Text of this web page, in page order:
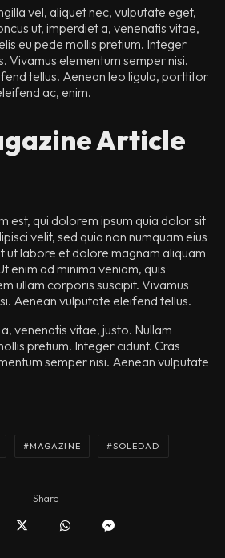
vel, aliquet nec, vulputate eget,
ut, imperdiet a, venenatis vitae,
eu pede mollis pretium. Integer
Vivamus elementum semper nisi.
tellus. Aenean leo ligula, porttitor
ac, enim.
Article
est, qui dolorem ipsum quia dolor sit
velit, sed quia non numquam eius
ut labore et dolore magnam aliquam
enim ad minima veniam, quis
ullam corporis suscipit. Vivamus
Aenean vulputate eleifend tellus.
venenatis vitae, justo. Nullam
pretium. Integer cidunt. Cras
semper nisi. Aenean vulputate
MAGAZINE SOLEDAD
Share